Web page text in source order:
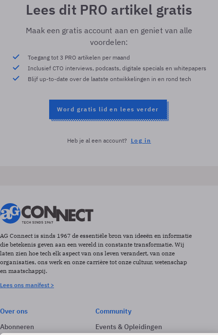
Lees dit PRO artikel gratis
Maak een gratis account aan en geniet van alle
voordelen:
Toegang tot 3 PRO artikelen per maand
Inclusief CTO interviews, podcasts, digitale specials en whitepapers
Blijf up-to-date over de laatste ontwikkelingen in en rond tech
Word gratis lid en lees verder
Heb je al een account? Log in
AG Connect is sinds 1967 de essentiële bron van ideeën en informatie
die betekenis geven aan een wereld in constante transformatie. Wij
laten zien hoe tech elk aspect van ons leven verandert, van onze
organisaties, ons werk en onze carrière tot onze cultuur, wetenschap
en maatschappij.
Lees ons manifest >
Over ons
Abonneren
Community
Events & Opleidingen